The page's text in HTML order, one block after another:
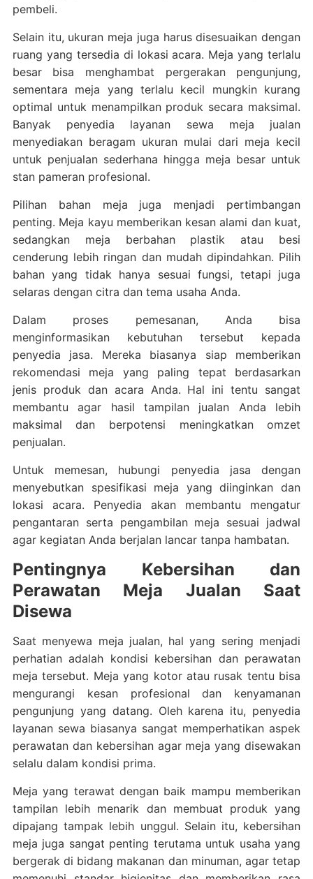
pembeli.
Selain itu, ukuran meja juga harus disesuaikan dengan
ruang yang tersedia di lokasi acara. Meja yang terlalu
besar bisa menghambat pergerakan pengunjung,
sementara meja yang terlalu kecil mungkin kurang
optimal untuk menampilkan produk secara maksimal.
Banyak penyedia layanan sewa meja jualan
menyediakan beragam ukuran mulai dari meja kecil
untuk penjualan sederhana hingga meja besar untuk
stan pameran profesional.
Pilihan bahan meja juga menjadi pertimbangan
penting. Meja kayu memberikan kesan alami dan kuat,
sedangkan meja berbahan plastik atau besi
cenderung lebih ringan dan mudah dipindahkan. Pilih
bahan yang tidak hanya sesuai fungsi, tetapi juga
selaras dengan citra dan tema usaha Anda.
Dalam proses pemesanan, Anda bisa
menginformasikan kebutuhan tersebut kepada
penyedia jasa. Mereka biasanya siap memberikan
rekomendasi meja yang paling tepat berdasarkan
jenis produk dan acara Anda. Hal ini tentu sangat
membantu agar hasil tampilan jualan Anda lebih
maksimal dan berpotensi meningkatkan omzet
penjualan.
Untuk memesan, hubungi penyedia jasa dengan
menyebutkan spesifikasi meja yang diinginkan dan
lokasi acara. Penyedia akan membantu mengatur
pengantaran serta pengambilan meja sesuai jadwal
agar kegiatan Anda berjalan lancar tanpa hambatan.
Pentingnya Kebersihan dan
Perawatan Meja Jualan Saat
Disewa
Saat menyewa meja jualan, hal yang sering menjadi
perhatian adalah kondisi kebersihan dan perawatan
meja tersebut. Meja yang kotor atau rusak tentu bisa
mengurangi kesan profesional dan kenyamanan
pengunjung yang datang. Oleh karena itu, penyedia
layanan sewa biasanya sangat memperhatikan aspek
perawatan dan kebersihan agar meja yang disewakan
selalu dalam kondisi prima.
Meja yang terawat dengan baik mampu memberikan
tampilan lebih menarik dan membuat produk yang
dipajang tampak lebih unggul. Selain itu, kebersihan
meja juga sangat penting terutama untuk usaha yang
bergerak di bidang makanan dan minuman, agar tetap